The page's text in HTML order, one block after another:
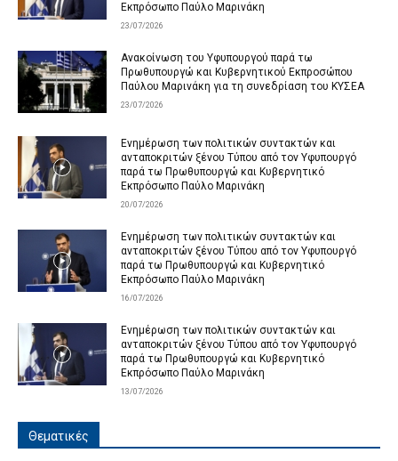
Εκπρόσωπο Παύλο Μαρινάκη
23/07/2026
Ανακοίνωση του Υφυπουργού παρά τω
Πρωθυπουργώ και Κυβερνητικού Εκπροσώπου
Παύλου Μαρινάκη για τη συνεδρίαση του ΚΥΣΕΑ
23/07/2026
Ενημέρωση των πολιτικών συντακτών και
ανταποκριτών ξένου Τύπου από τον Υφυπουργό
παρά τω Πρωθυπουργώ και Κυβερνητικό
Εκπρόσωπο Παύλο Μαρινάκη
20/07/2026
Ενημέρωση των πολιτικών συντακτών και
ανταποκριτών ξένου Τύπου από τον Υφυπουργό
παρά τω Πρωθυπουργώ και Κυβερνητικό
Εκπρόσωπο Παύλο Μαρινάκη
16/07/2026
Ενημέρωση των πολιτικών συντακτών και
ανταποκριτών ξένου Τύπου από τον Υφυπουργό
παρά τω Πρωθυπουργώ και Κυβερνητικό
Εκπρόσωπο Παύλο Μαρινάκη
13/07/2026
Θεματικές